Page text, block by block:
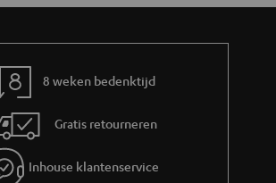
8 weken bedenktijd
Gratis retourneren
Inhouse klantenservice